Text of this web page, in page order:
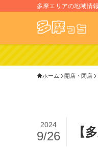
多摩エリアの地域情
ホーム 開店・閉店
【
2024
9/26